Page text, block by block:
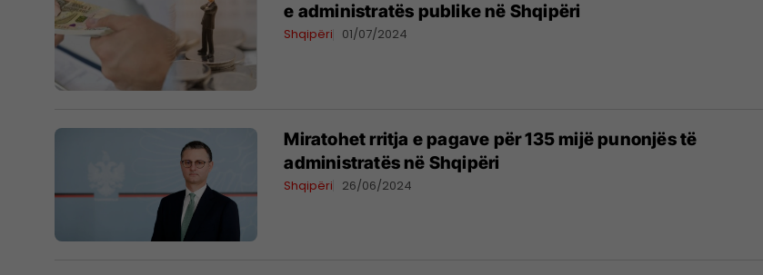
e administratës publike në Shqipëri
Shqipëri 01/07/2024
Miratohet rritja e pagave për 135 mijë punonjës të
administratës në Shqipëri
Shqipëri 26/06/2024